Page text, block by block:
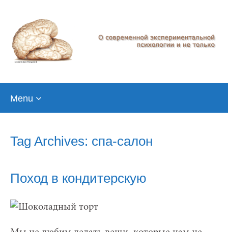
Menu
Tag Archives: спа-салон
Поход в кондитерскую